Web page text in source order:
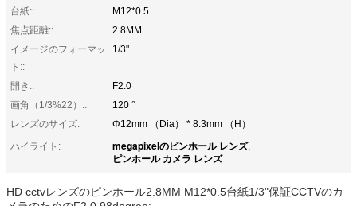
台紙::
M12*0.5
焦点距離::
2.8MM
イメージのフォーマッ
ト::
1/3"
開き::
F2.0
画角（1/3%22）::
120 °
レンズのサイズ:
Φ12mm （Dia） * 8.3mm （H）
ハイライト:
megapixelのピンホール レンズ,
ピンホール カメラ レンズ
HD cctvレンズのピンホール2.8MM M12*0.5台紙1/3"保証CCTVのカ